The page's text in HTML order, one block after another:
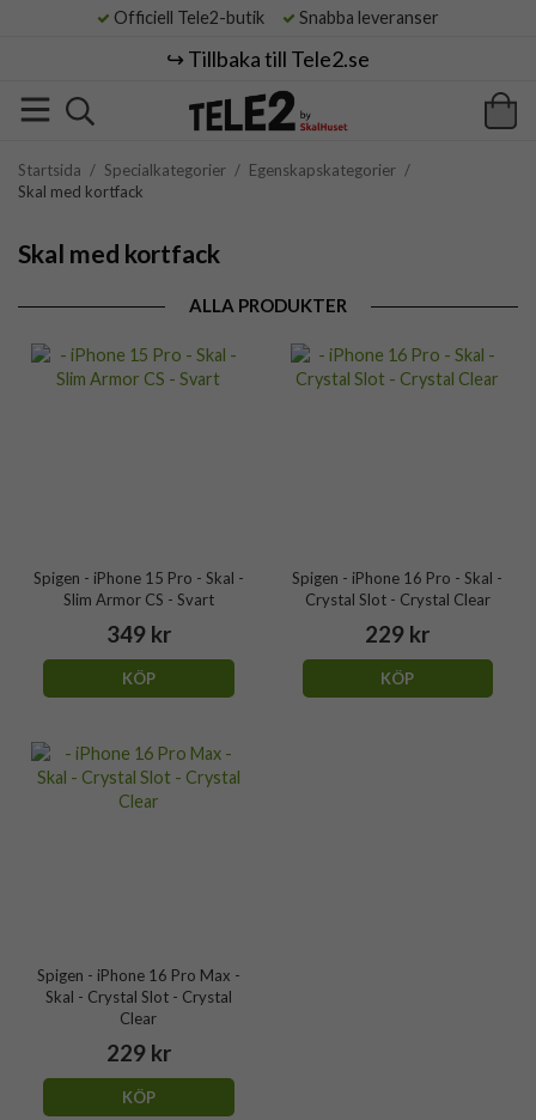
Officiell Tele2-butik Snabba leveranser
↪️ Tillbaka till Tele2.se
Startsida / Specialkategorier / Egenskapskategorier /
Skal med kortfack
Skal med kortfack
ALLA PRODUKTER
Spigen - iPhone 15 Pro - Skal -
Slim Armor CS - Svart
349 kr
KÖP
Spigen - iPhone 16 Pro - Skal -
Crystal Slot - Crystal Clear
229 kr
KÖP
Spigen - iPhone 16 Pro Max -
Skal - Crystal Slot - Crystal
Clear
229 kr
KÖP